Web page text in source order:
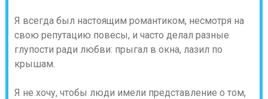
Я всегда был настоящим романтиком, несмотря на
свою репутацию повесы, и часто делал разные
глупости ради любви: прыгал в окна, лазил по
крышам.
Я не хочу, чтобы люди имели представление о том,